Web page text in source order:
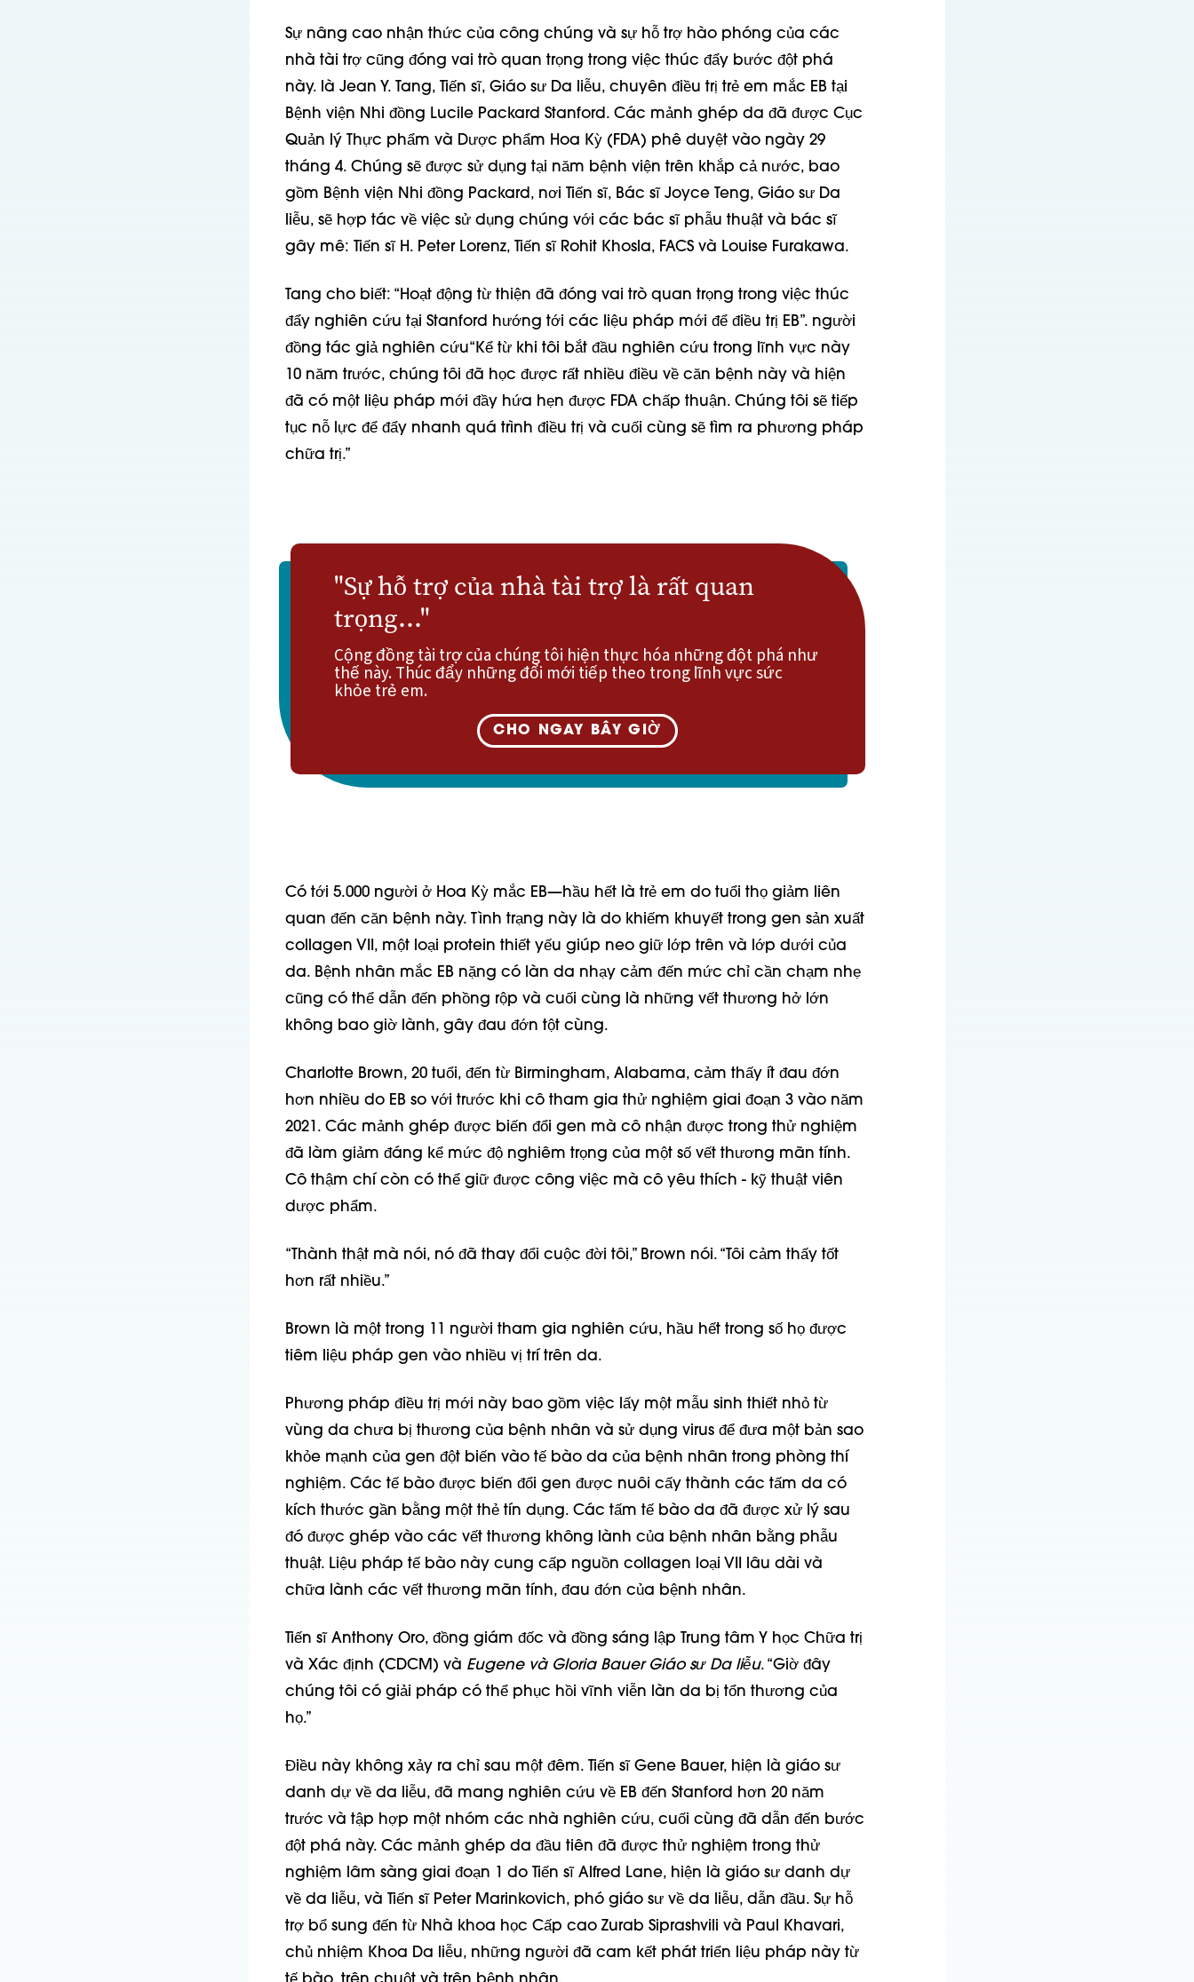
Sự nâng cao nhận thức của công chúng và sự hỗ trợ hào phóng của các
nhà tài trợ cũng đóng vai trò quan trọng trong việc thúc đẩy bước đột phá
này. là Jean Y. Tang, Tiến sĩ, Giáo sư Da liễu, chuyên điều trị trẻ em mắc EB tại
Bệnh viện Nhi đồng Lucile Packard Stanford. Các mảnh ghép da đã được Cục
Quản lý Thực phẩm và Dược phẩm Hoa Kỳ (FDA) phê duyệt vào ngày 29
tháng 4. Chúng sẽ được sử dụng tại năm bệnh viện trên khắp cả nước, bao
gồm Bệnh viện Nhi đồng Packard, nơi Tiến sĩ, Bác sĩ Joyce Teng, Giáo sư Da
liễu, sẽ hợp tác về việc sử dụng chúng với các bác sĩ phẫu thuật và bác sĩ
gây mê: Tiến sĩ H. Peter Lorenz, Tiến sĩ Rohit Khosla, FACS và Louise Furakawa.
Tang cho biết: “Hoạt động từ thiện đã đóng vai trò quan trọng trong việc thúc
đẩy nghiên cứu tại Stanford hướng tới các liệu pháp mới để điều trị EB”.người
đồng tác giả nghiên cứu“Kể từ khi tôi bắt đầu nghiên cứu trong lĩnh vực này
10 năm trước, chúng tôi đã học được rất nhiều điều về căn bệnh này và hiện
đã có một liệu pháp mới đầy hứa hẹn được FDA chấp thuận. Chúng tôi sẽ tiếp
tục nỗ lực để đẩy nhanh quá trình điều trị và cuối cùng sẽ tìm ra phương pháp
chữa trị.”
"Sự hỗ trợ của nhà tài trợ là rất quan
trọng..."
Cộng đồng tài trợ của chúng tôi hiện thực hóa những đột phá như
thế này. Thúc đẩy những đổi mới tiếp theo trong lĩnh vực sức
khỏe trẻ em.
CHO NGAY BÂY GIỜ
Có tới 5.000 người ở Hoa Kỳ mắc EB—hầu hết là trẻ em do tuổi thọ giảm liên
quan đến căn bệnh này. Tình trạng này là do khiếm khuyết trong gen sản xuất
collagen VII, một loại protein thiết yếu giúp neo giữ lớp trên và lớp dưới của
da. Bệnh nhân mắc EB nặng có làn da nhạy cảm đến mức chỉ cần chạm nhẹ
cũng có thể dẫn đến phồng rộp và cuối cùng là những vết thương hở lớn
không bao giờ lành, gây đau đớn tột cùng.
Charlotte Brown, 20 tuổi, đến từ Birmingham, Alabama, cảm thấy ít đau đớn
hơn nhiều do EB so với trước khi cô tham gia thử nghiệm giai đoạn 3 vào năm
2021. Các mảnh ghép được biến đổi gen mà cô nhận được trong thử nghiệm
đã làm giảm đáng kể mức độ nghiêm trọng của một số vết thương mãn tính.
Cô thậm chí còn có thể giữ được công việc mà cô yêu thích - kỹ thuật viên
dược phẩm.
“Thành thật mà nói, nó đã thay đổi cuộc đời tôi,” Brown nói. “Tôi cảm thấy tốt
hơn rất nhiều.”
Brown là một trong 11 người tham gia nghiên cứu, hầu hết trong số họ được
tiêm liệu pháp gen vào nhiều vị trí trên da.
Phương pháp điều trị mới này bao gồm việc lấy một mẫu sinh thiết nhỏ từ
vùng da chưa bị thương của bệnh nhân và sử dụng virus để đưa một bản sao
khỏe mạnh của gen đột biến vào tế bào da của bệnh nhân trong phòng thí
nghiệm. Các tế bào được biến đổi gen được nuôi cấy thành các tấm da có
kích thước gần bằng một thẻ tín dụng. Các tấm tế bào da đã được xử lý sau
đó được ghép vào các vết thương không lành của bệnh nhân bằng phẫu
thuật. Liệu pháp tế bào này cung cấp nguồn collagen loại VII lâu dài và
chữa lành các vết thương mãn tính, đau đớn của bệnh nhân.
Tiến sĩ Anthony Oro, đồng giám đốc và đồng sáng lập Trung tâm Y học Chữa trị
và Xác định (CDCM) và Eugene và Gloria Bauer Giáo sư Da liễu. “Giờ đây
chúng tôi có giải pháp có thể phục hồi vĩnh viễn làn da bị tổn thương của
họ.”
Điều này không xảy ra chỉ sau một đêm. Tiến sĩ Gene Bauer, hiện là giáo sư
danh dự về da liễu, đã mang nghiên cứu về EB đến Stanford hơn 20 năm
trước và tập hợp một nhóm các nhà nghiên cứu, cuối cùng đã dẫn đến bước
đột phá này. Các mảnh ghép da đầu tiên đã được thử nghiệm trong thử
nghiệm lâm sàng giai đoạn 1 do Tiến sĩ Alfred Lane, hiện là giáo sư danh dự
về da liễu, và Tiến sĩ Peter Marinkovich, phó giáo sư về da liễu, dẫn đầu. Sự hỗ
trợ bổ sung đến từ Nhà khoa học Cấp cao Zurab Siprashvili và Paul Khavari,
chủ nhiệm Khoa Da liễu, những người đã cam kết phát triển liệu pháp này từ